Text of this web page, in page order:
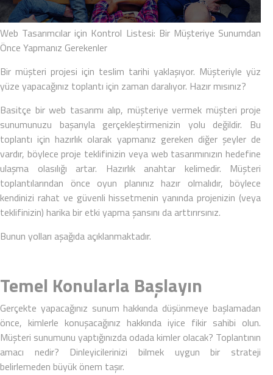
Web Tasarımcılar için Kontrol Listesi: Bir Müşteriye Sunumdan
Önce Yapmanız Gerekenler
Bir müşteri projesi için teslim tarihi yaklaşıyor. Müşteriyle yüz
yüze yapacağınız toplantı için zaman daralıyor. Hazır mısınız?
Basitçe bir web tasarımı alıp, müşteriye vermek müşteri proje
sunumunuzu başarıyla gerçekleştirmenizin yolu değildir. Bu
toplantı için hazırlık olarak yapmanız gereken diğer şeyler de
vardır, böylece proje teklifinizin veya web tasarımınızın hedefine
ulaşma olasılığı artar. Hazırlık anahtar kelimedir. Müşteri
toplantılarından önce oyun planınız hazır olmalıdır, böylece
kendinizi rahat ve güvenli hissetmenin yanında projenizin (veya
teklifinizin) harika bir etki yapma şansını da arttırırsınız.
Bunun yolları aşağıda açıklanmaktadır.
Temel Konularla Başlayın
Gerçekte yapacağınız sunum hakkında düşünmeye başlamadan
önce, kimlerle konuşacağınız hakkında iyice fikir sahibi olun.
Müşteri sunumunu yaptığınızda odada kimler olacak? Toplantının
amacı nedir? Dinleyicilerinizi bilmek uygun bir strateji
belirlemeden büyük önem taşır.